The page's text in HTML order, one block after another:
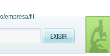
empresa/fii